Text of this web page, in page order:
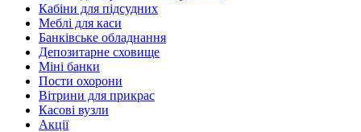
Кабіни для підсудних
Меблі для каси
Банківське обладнання
Депозитарне сховище
Міні банки
Пости охорони
Вітрини для прикрас
Касові вузли
Акції